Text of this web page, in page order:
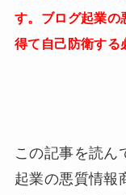
す。ブログ起業の
得て自己防衛する
この記事を読ん
起業の悪質情報